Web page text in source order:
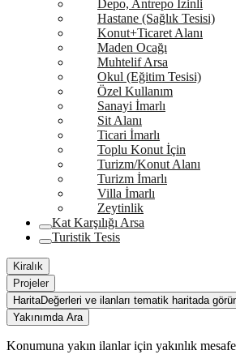
Depo, Antrepo İzinli
Hastane (Sağlık Tesisi)
Konut+Ticaret Alanı
Maden Ocağı
Muhtelif Arsa
Okul (Eğitim Tesisi)
Özel Kullanım
Sanayi İmarlı
Sit Alanı
Ticari İmarlı
Toplu Konut İçin
Turizm/Konut Alanı
Turizm İmarlı
Villa İmarlı
Zeytinlik
Kat Karşılığı Arsa
Turistik Tesis
Kiralık
Projeler
HaritaDeğerleri ve ilanları tematik haritada
Yakınımda Ara
Konumuna yakın ilanlar için yakınlık